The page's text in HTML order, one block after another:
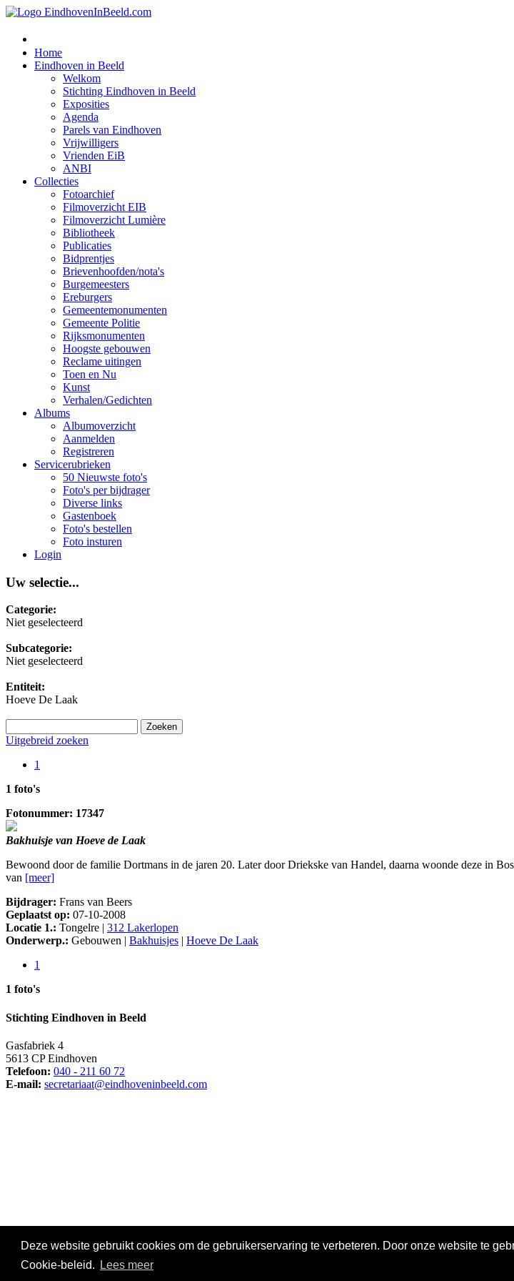
Deze website gebruikt cookies om de gebruikerservaring te verbeteren. Door onze website te
Cookie-beleid.
Lees meer
Home
Eindhoven in Beeld
Welkom
Stichting Eindhoven in Beeld
Exposities
Agenda
Parels van Eindhoven
Vrijwilligers
Vrienden EiB
ANBI
Collecties
Fotoarchief
Filmoverzicht EIB
Filmoverzicht Lumière
Bibliotheek
Publicaties
Bidprentjes
Brievenhoofden/nota's
Burgemeesters
Ereburgers
Gemeentemonumenten
Gemeente Politie
Rijksmonumenten
Hoogste gebouwen
Reclame uitingen
Toen en Nu
Kunst
Verhalen/Gedichten
Albums
Albumoverzicht
Aanmelden
Registreren
Servicerubrieken
50 Nieuwste foto's
Foto's per bijdrager
Diverse links
Gastenboek
Foto's bestellen
Foto insturen
Login
Uw selectie...
Categorie:
Niet geselecteerd
Subcategorie:
Niet geselecteerd
Entiteit:
Hoeve De Laak
Uitgebreid zoeken
1
1 foto's
Fotonummer: 17347
Bakhuisje van Hoeve de Laak
Bewoond door de familie Dortmans in de jaren 20. Later door Driekske van Handel, daarna woonde deze in
van [meer]
Bijdrager: Frans van Beers
Geplaatst op: 07-10-2008
Locatie 1.: Tongelre | 312 Lakerlopen
Onderwerp.: Gebouwen | Bakhuisjes | Hoeve De Laak
1
1 foto's
Stichting Eindhoven in Beeld
Gasfabriek 4
5613 CP Eindhoven
Telefoon: 040 - 211 60 72
E-mail: secretariaat@eindhoveninbeeld.com
© CopyrightStichting Eindhoven in Beeld